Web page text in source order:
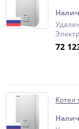
72
Котел